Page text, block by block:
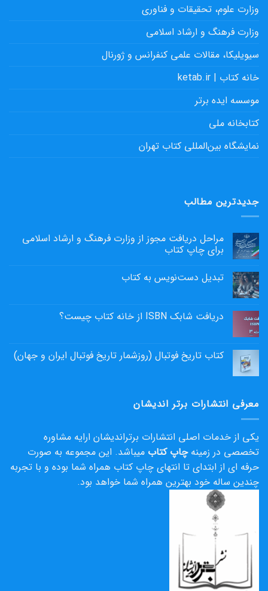
وزارت علوم، تحقیقات و فناوری
وزارت فرهنگ و ارشاد اسلامی
سیویلیکا، مقالات علمی کنفرانس و ژورنال
خانه کتاب | ketab.ir
موسسه ایده برتر
کتابخانه ملی
نمایشگاه بین‌المللی کتاب تهران
جدیدترین مطالب
مراحل دریافت مجوز از وزارت فرهنگ و ارشاد اسلامی
برای چاپ کتاب
تبدیل دست‌نویس به کتاب
دریافت شابک ISBN از خانه کتاب چیست؟
کتاب تاریخ فوتبال (روزشمار تاریخ فوتبال ایران و جهان)
معرفی انتشارات برتر اندیشان
یکی از خدمات اصلی انتشارات برتراندیشان ارایه مشاوره
تخصصی در زمینهچاپ کتاب میباشد. این مجموعه به صورت
حرفه ای از ابتدای تا انتهای چاپ کتاب همراه شما بوده و با تجربه
چندین ساله خود بهترین همراه شما خواهد بود.